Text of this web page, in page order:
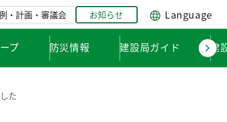
・計画・審議会 お知らせ Language
プ 防災情報 建設局ガイド 建
た